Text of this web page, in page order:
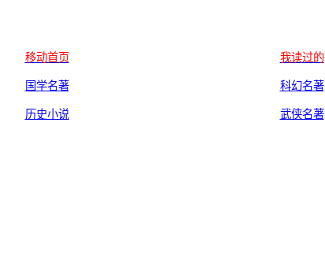
移动首页 我读过的
国学名著 科幻名著
历史小说 武侠名著